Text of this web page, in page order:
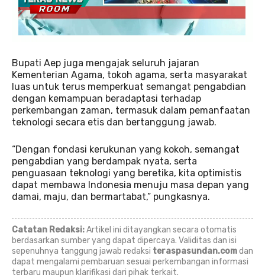
Bupati Aep juga mengajak seluruh jajaran
Kementerian Agama, tokoh agama, serta masyarakat
luas untuk terus memperkuat semangat pengabdian
dengan kemampuan beradaptasi terhadap
perkembangan zaman, termasuk dalam pemanfaatan
teknologi secara etis dan bertanggung jawab.
“Dengan fondasi kerukunan yang kokoh, semangat
pengabdian yang berdampak nyata, serta
penguasaan teknologi yang beretika, kita optimistis
dapat membawa Indonesia menuju masa depan yang
damai, maju, dan bermartabat,” pungkasnya.
Catatan Redaksi:Artikel ini ditayangkan secara otomatis
berdasarkan sumber yang dapat dipercaya. Validitas dan isi
sepenuhnya tanggung jawab redaksi teraspasundan.comdan
dapat mengalami pembaruan sesuai perkembangan informasi
terbaru maupun klarifikasi dari pihak terkait.